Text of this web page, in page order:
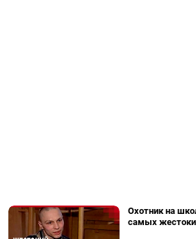
Охотник на
самых